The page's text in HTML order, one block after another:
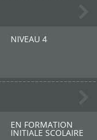
NIVEAU 4
EN FORMATION
INITIALE SCOLAIRE